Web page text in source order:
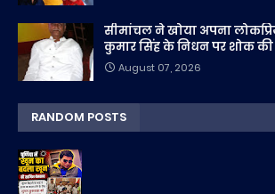
सीमांचल ने खोया अपना
कुमार सिंह के निधन पर शोक
August 07, 2026
RANDOM POSTS